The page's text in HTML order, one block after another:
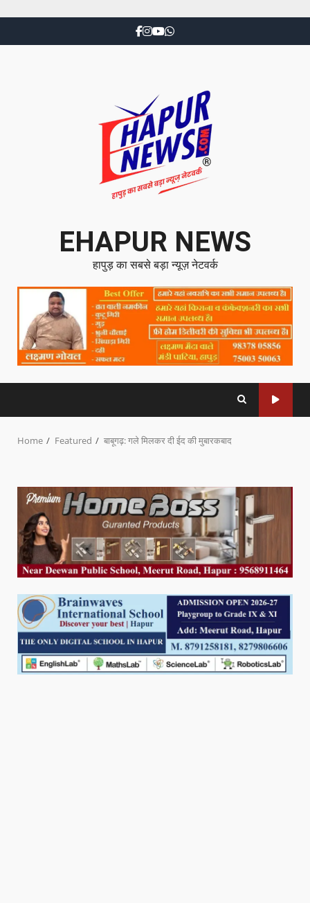
EHAPUR NEWS
हापुड़ का सबसे बड़ा न्यूज़ नेटवर्क
Home Featured बाबूगढ़: गले मिलकर दी ईद की मुबारकबाद